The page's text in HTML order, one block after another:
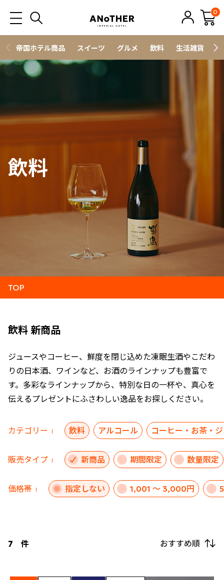
0
帝国ホテル商品 スイーツ グルメ 飲料 生活雑貨
飲料
TOP
飲料 新商品
ジュースやコーヒー、鮮度を閉じ込めた凍眠生酒やこだわ
りの日本酒、ワインなど、お酒のラインナップも豊富で
す。多彩なラインナップから、特別な日の一杯や、真心を
伝えるプレゼントにふさわしい逸品をお探しください。
カテゴリー 飲料 アルコール コーヒー・お茶・
販売タイプ 新商品 期間限定 数量限定
価格帯 指定しない 1,001 ～ 3,000円
7 件 おすすめ順